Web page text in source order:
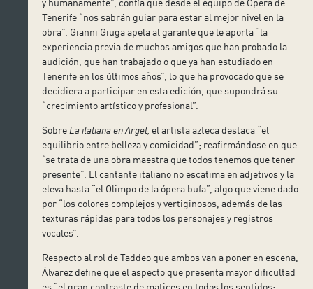
Tenerife “nos sabrán guiar para estar al mejor nivel en la
obra”. Gianni Giuga apela al garante que le aporta “la
experiencia previa de muchos amigos que han probado la
audición, que han trabajado o que ya han estudiado en
Tenerife en los últimos años”, lo que ha provocado que se
decidiera a participar en esta edición, que supondrá su
“crecimiento artístico y profesional”.
Sobre La italiana en Argel, el artista azteca destaca “el
equilibrio entre belleza y comicidad”; reafirmándose en que
“se trata de una obra maestra que todos tenemos que tener
presente”. El cantante italiano no escatima en adjetivos y la
eleva hasta “el Olimpo de la ópera bufa”, algo que viene dado
por “los colores complejos y vertiginosos, además de las
texturas rápidas para todos los personajes y registros
vocales”.
Respecto al rol de Taddeo que ambos van a poner en escena,
Álvarez define que el aspecto que presenta mayor dificultad
es “el gran contraste de matices en todos los sentidos: